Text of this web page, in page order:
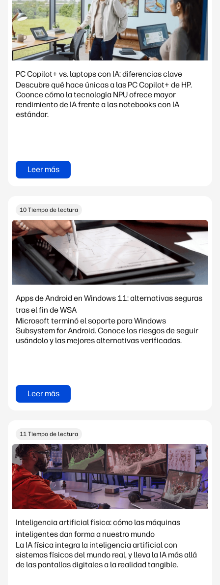
PC Copilot+ vs. laptops con IA: diferencias clave
Descubre qué hace únicas a las PC Copilot+ de HP.
Coonce cómo la tecnología NPU ofrece mayor
rendimiento de IA frente a las notebooks con IA
estándar.
Leer más
10 Tiempo de lectura
Apps de Android en Windows 11: alternativas seguras
tras el fin de WSA
Microsoft terminó el soporte para Windows
Subsystem for Android. Conoce los riesgos de seguir
usándolo y las mejores alternativas verificadas.
Leer más
11 Tiempo de lectura
Inteligencia artificial física: cómo las máquinas
inteligentes dan forma a nuestro mundo
La IA física integra la inteligencia artificial con
sistemas físicos del mundo real, y lleva la IA más allá
de las pantallas digitales a la realidad tangible.